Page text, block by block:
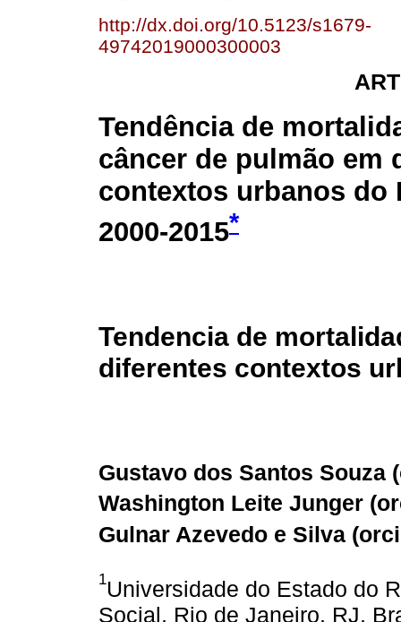
http://dx.doi.org/10.5123/s1679-
49742019000300003
Tendência de
câncer de pulmão em
contextos urbanos do
2000-2015*
Tendencia de
diferentes contextos
Gustavo dos Santos Souza (
Washington Leite Junger (
Gulnar Azevedo e Silva (
1Universidade do Estado do
Social, Rio de Janeiro, RJ,